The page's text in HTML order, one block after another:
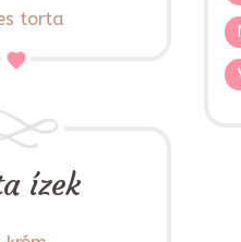
torta
ízek